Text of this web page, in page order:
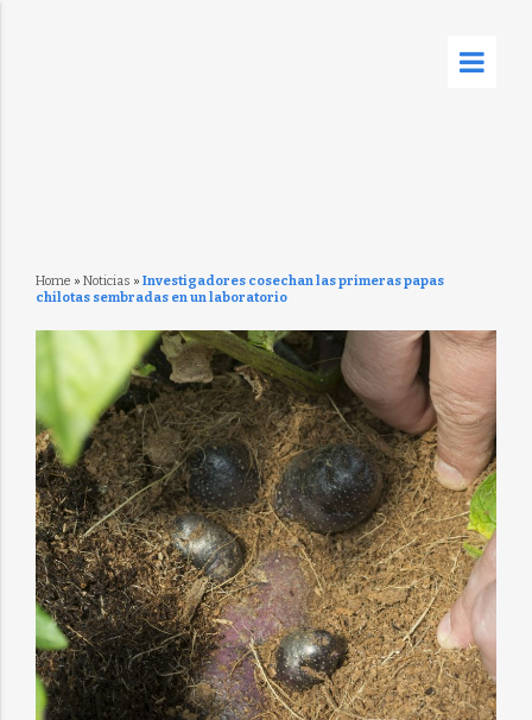
Home » Noticias » Investigadores cosechan las primeras papas
chilotas sembradas en un laboratorio